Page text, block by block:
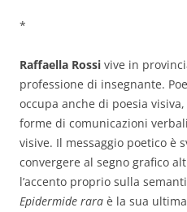
*
Raffaella Rossi vive in
professione di insegnante.
occupa anche di poesia
forme di comunicazioni
visive. Il messaggio poetico è
convergere al segno grafico
l’accento proprio sulla
Epidermide rara è la sua